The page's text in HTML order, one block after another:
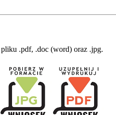
.pdf, .doc (word) oraz .jpg.